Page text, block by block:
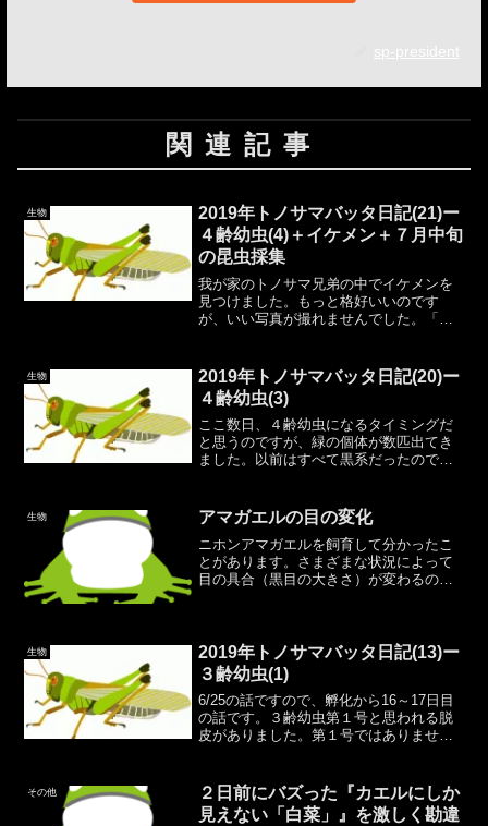
sp-president
関連記事
生物
2019年トノサマバッタ日記(21)ー
４齢幼虫(4)＋イケメン＋７月中旬
の昆虫採集
我が家のトノサマ兄弟の中でイケメンを
見つけました。もっと格好いいのです
が、いい写真が撮れませんでした。「ケ
個体は識別しづらいのですが、明るい色
だと目の周りの黒い部分の大...
生物
2019年トノサマバッタ日記(20)ー
４齢幼虫(3)
ここ数日、４齢幼虫になるタイミングだ
と思うのですが、緑の個体が数匹出てき
ました。以前はすべて黒系だったのです
べてみたいと思います。それにしても大
人っぽくなってきましたね...
生物 アマガエルの目の変化
ニホンアマガエルを飼育して分かったこ
とがあります。さまざまな状況によって
目の具合（黒目の大きさ）が変わるので
だと思っています。悪意...
生物
2019年トノサマバッタ日記(13)ー
３齢幼虫(1)
6/25の話ですので、孵化から16～17日目
の話です。３齢幼虫第１号と思われる脱
皮がありました。第１号ではありません
（ハイパーラプス、速回し）です。6/25
時点では、１～...
その他
２日前にバズった『カエルにしか
見えない「白菜」』を激しく勘違